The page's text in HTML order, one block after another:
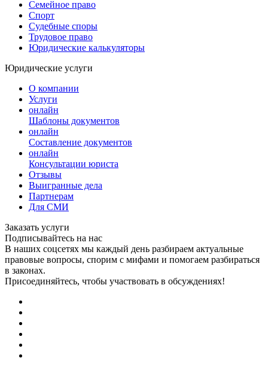
Семейное право
Спорт
Судебные споры
Трудовое право
Юридические калькуляторы
Юридические услуги
О компании
Услуги
онлайн
Шаблоны документов
онлайн
Составление документов
онлайн
Консультации юриста
Отзывы
Выигранные дела
Партнерам
Для СМИ
Заказать услуги
Подписывайтесь на нас
В наших соцсетях мы каждый день разбираем актуальные
правовые вопросы, спорим с мифами и помогаем разбираться
в законах.
Присоединяйтесь, чтобы участвовать в обсуждениях!